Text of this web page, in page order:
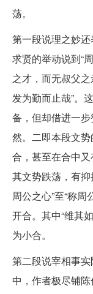
荡。
第一段说理之妙
求贤的举动说到“
之才，而无叔父
发为勤而止哉”。
备，但却借进一
然。二即本段文
合，甚至在合中
其文势跌荡，有
周公之心”至“称
开合。其中“维其
为小合。
第二段说宰相事
中，作者极尽铺